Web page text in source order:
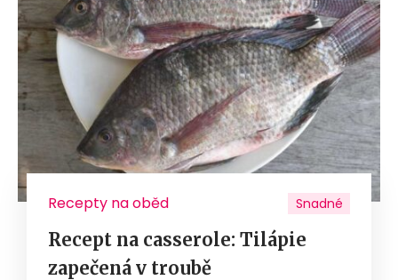
Recepty na oběd Snadné
Recept na casserole: Tilápie
zapečená v troubě